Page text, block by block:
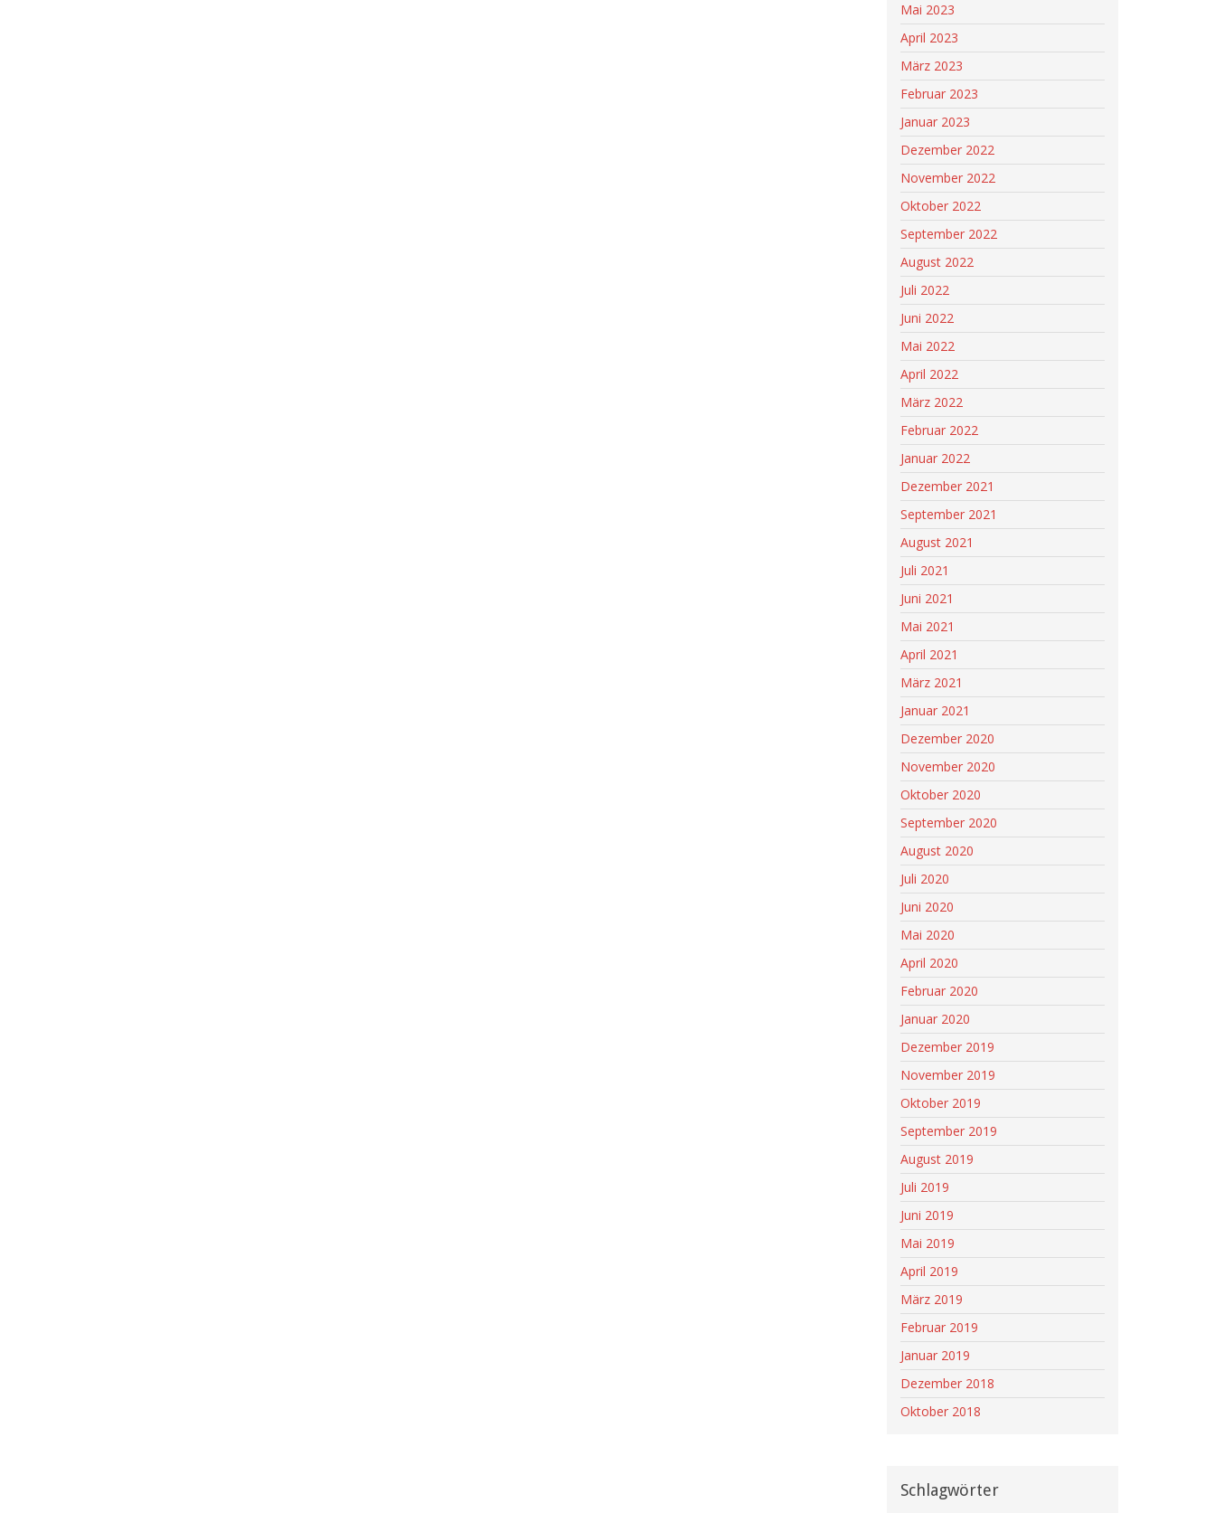
Mai 2023
April 2023
März 2023
Februar 2023
Januar 2023
Dezember 2022
November 2022
Oktober 2022
September 2022
August 2022
Juli 2022
Juni 2022
Mai 2022
April 2022
März 2022
Februar 2022
Januar 2022
Dezember 2021
September 2021
August 2021
Juli 2021
Juni 2021
Mai 2021
April 2021
März 2021
Januar 2021
Dezember 2020
November 2020
Oktober 2020
September 2020
August 2020
Juli 2020
Juni 2020
Mai 2020
April 2020
Februar 2020
Januar 2020
Dezember 2019
November 2019
Oktober 2019
September 2019
August 2019
Juli 2019
Juni 2019
Mai 2019
April 2019
März 2019
Februar 2019
Januar 2019
Dezember 2018
Oktober 2018
Schlagwörter